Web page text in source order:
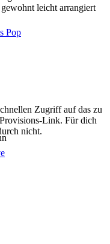
Pop
leicht arrangiert
Zugriff auf das zu
Link. Für dich
nicht.